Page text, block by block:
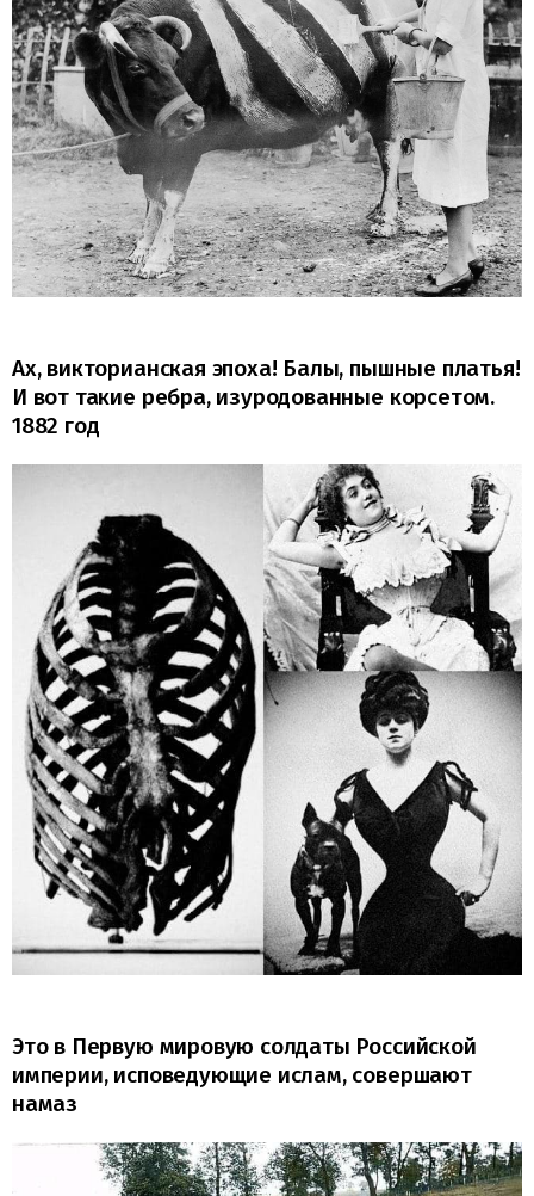
Ах, викторианская эпоха! Балы, пышные платья!
И вот такие ребра, изуродованные корсетом.
1882 год
Это в Первую мировую солдаты Российской
империи, исповедующие ислам, совершают
намаз